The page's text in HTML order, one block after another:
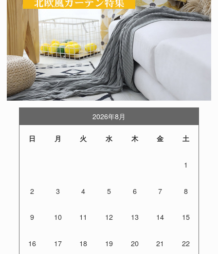
2026年8月
日 月 火 水 木 金 土
1
2 3 4 5 6 7 8
9 10 11 12 13 14 15
16 17 18 19 20 21 22